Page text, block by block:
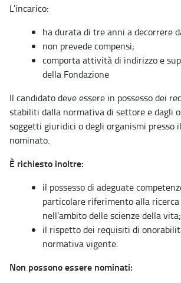
L’incarico:
ha durata di tre anni a decorrere
non prevede compensi;
comporta attività di indirizzo e
della Fondazione
Il candidato deve essere in possesso dei
stabiliti dalla normativa di settore e dagli
soggetti giuridici o degli organismi presso
nominato.
È richiesto inoltre:
il possesso di adeguate
particolare riferimento alla ricerca
nell’ambito delle scienze della vita;
il rispetto dei requisiti di
normativa vigente.
Non possono essere nominati: